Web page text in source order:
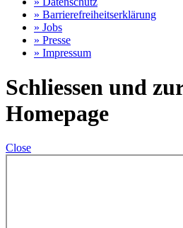
» Barrierefreiheitserklärung
» Jobs
» Presse
» Impressum
Schliessen und
Homepage
Close